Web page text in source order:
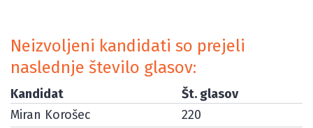
Neizvoljeni kandidati so prejeli
naslednje število glasov:
Kandidat
Št. glasov
Miran Korošec
220